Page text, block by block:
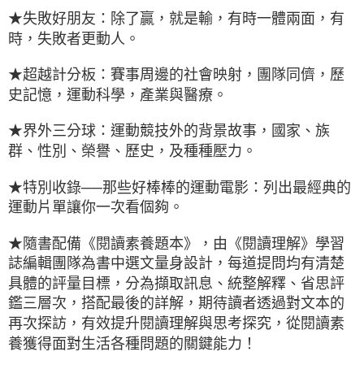
★失敗好朋友：除了贏，就是輸，有時一體兩面，有
時，失敗者更動人。
★超越計分板：賽事周邊的社會映射，團隊同儕，歷
史記憶，運動科學，產業與醫療。
★界外三分球：運動競技外的背景故事，國家、族
群、性別、榮譽、歷史，及種種壓力。
★特別收錄──那些好棒棒的運動電影：列出最經典的
運動片單讓你一次看個夠。
★隨書配備《閱讀素養題本》，由《閱讀理解》學習
誌編輯團隊為書中選文量身設計，每道提問均有清楚
具體的評量目標，分為擷取訊息、統整解釋、省思評
鑑三層次，搭配最後的詳解，期待讀者透過對文本的
再次探訪，有效提升閱讀理解與思考探究，從閱讀素
養獲得面對生活各種問題的關鍵能力！